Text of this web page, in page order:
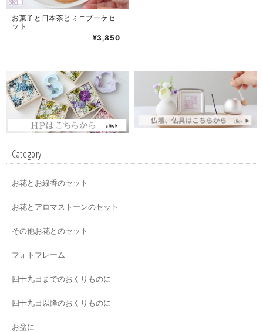
お菓子と日本茶とミニブーケセ
ット
¥3,850
Category
お花とお線香のセット
お花とアロマストーンのセット
その他お花とのセット
フォトフレーム
四十九日までのおくりものに
四十九日以降のおくりものに
お盆に